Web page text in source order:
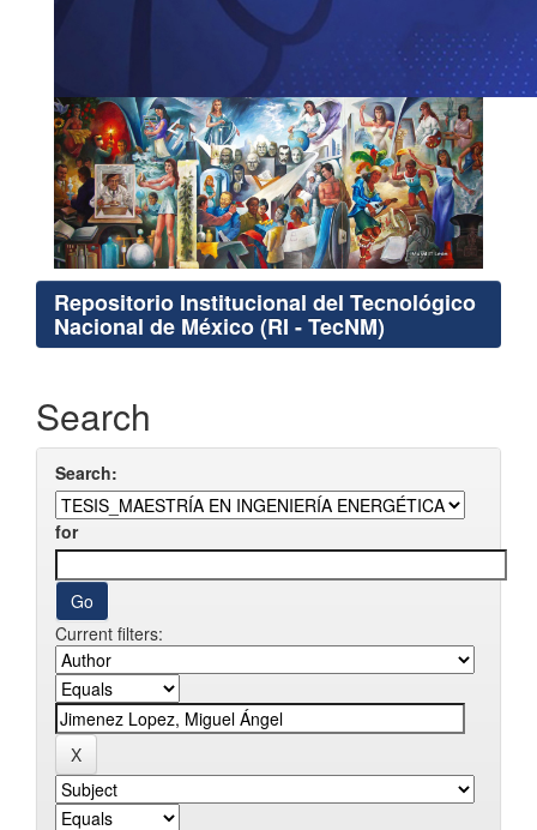
Repositorio Institucional del Tecnológico
Nacional de México (RI - TecNM)
Search
Search:
for
Current filters: